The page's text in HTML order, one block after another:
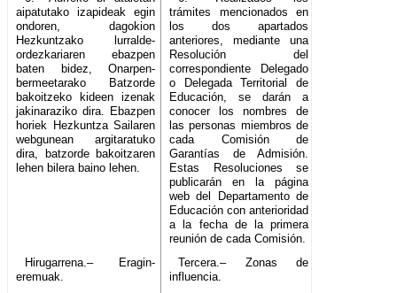
aipatutako izapideak egin
ondoren, dagokion
Hezkuntzako lurralde-
ordezkariaren ebazpen
baten bidez, Onarpen-
bermeetarako Batzorde
bakoitzeko kideen izenak
jakinaraziko dira. Ebazpen
horiek Hezkuntza Sailaren
webgunean argitaratuko
dira, batzorde bakoitzaren
lehen bilera baino lehen.
trámites mencionados en
los dos apartados
anteriores, mediante una
Resolución del
correspondiente Delegado
o Delegada Territorial de
Educación, se darán a
conocer los nombres de
las personas miembros de
cada Comisión de
Garantías de Admisión.
Estas Resoluciones se
publicarán en la página
web del Departamento de
Educación con anterioridad
a la fecha de la primera
reunión de cada Comisión.
Hirugarrena.– Eragin-
eremuak.
Tercera.– Zonas de
influencia.